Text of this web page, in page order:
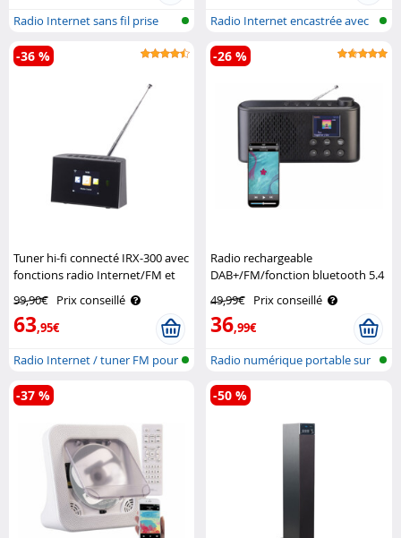
Radio Internet sans fil prise
mural..
Radio Internet encastrée avec
résea..
Tuner hi-fi connecté IRX-300 avec
fonctions radio Internet/FM et
télécommande VR-Radio
99,90€ Prix conseillé
63,95€
-36 %
Radio Internet / tuner FM pour
syst..
Radio rechargeable
DAB+/FM/fonction bluetooth 5.4
49,99€ Prix conseillé
36,99€
-26 %
Radio numérique portable sur
batter..
-37 % -50 %